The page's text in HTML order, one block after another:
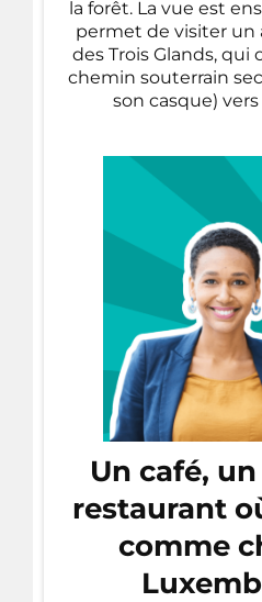
la forêt. La vue est
permet de visiter un
des Trois Glands,
chemin souterrain
son casque)
Un café,
restaurant
comme